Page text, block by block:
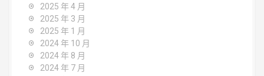
2025 年 4 月
2025 年 3 月
2025 年 1 月
2024 年 10 月
2024 年 8 月
2024 年 7 月